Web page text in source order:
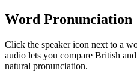
Word Pronunciation
Click the speaker icon next to a
audio lets you compare British
natural pronunciation.